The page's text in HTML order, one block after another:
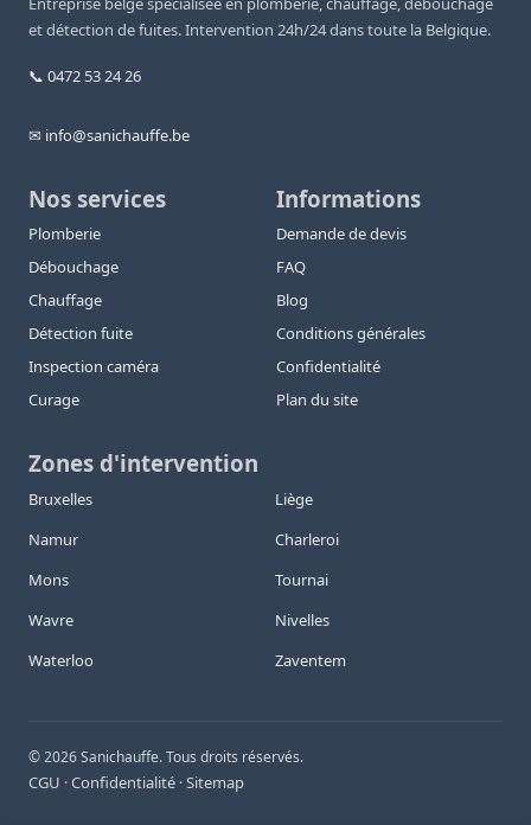
et détection de fuites. Intervention 24h/24 dans toute la Belgique.
📞 0472 53 24 26
✉ info@sanichauffe.be
Nos services
Plomberie
Débouchage
Chauffage
Détection fuite
Inspection caméra
Curage
Informations
Demande de devis
FAQ
Blog
Conditions générales
Confidentialité
Plan du site
Zones d'intervention
Bruxelles
Liège
Namur
Charleroi
Mons
Tournai
Wavre
Nivelles
Waterloo
Zaventem
©2026Sanichauffe. Tous droits réservés.
CGU ·Confidentialité ·Sitemap